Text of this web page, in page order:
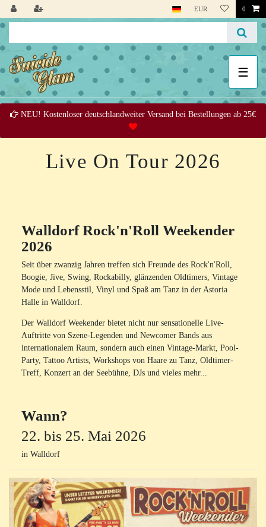
EUR 0
☰
NEU! Kostenloser deutschlandweiter Versand bei Bestellungen ab 25€
Live On Tour 2026
Walldorf Rock'n'Roll Weekender
2026
Seit über zwanzig Jahren treffen sich Freunde des Rock'n'Roll,
Boogie, Jive, Swing, Rockabilly, glänzenden Oldtimers, Vintage
Mode und Lebensstil, Vinyl und Spaß am Tanz in der Astoria
Halle in Walldorf.
Der Walldorf Weekender bietet nicht nur sensationelle Live-
Auftritte von Szene-Legenden und Newcomer Bands aus
internationalem Raum, sondern auch einen Vintage-Markt, Pool-
Party, Tattoo Artists, Workshops von Haare zu Tanz, Oldtimer-
Treff, Konzert an der Seebühne, DJs und vieles mehr...
Wann?
22. bis 25. Mai 2026
in Walldorf